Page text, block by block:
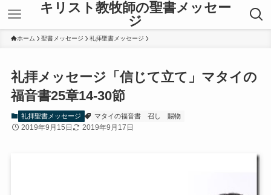
キリスト教牧師の聖書メッセー
ジ
ホーム 聖書メッセージ 礼拝聖書メッセージ
礼拝メッセージ「信じて立て」マタイの
福音書25章14-30節
礼拝聖書メッセージ マタイの福音書 召し 賜物
2019年9月15日 2019年9月17日